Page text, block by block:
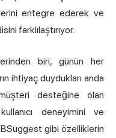
entegre ederek ve
farklılaştırıyor.
biri, günün her
ihtiyaç duydukları anda
desteğine olan
deneyimini ve
gibi özelliklerin